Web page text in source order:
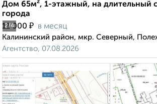
2/4
Дом 65м², 1-этажный, на длительный
города
11 000 ₽ в месяц
Калининский район, мкр. Северный,
Агентство, 07.08.2026